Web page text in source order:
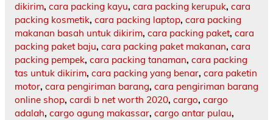
dikirim, cara packing kayu, cara packing kerupuk, cara
packing kosmetik, cara packing laptop, cara packing
makanan basah untuk dikirim, cara packing paket, cara
packing paket baju, cara packing paket makanan, cara
packing pempek, cara packing tanaman, cara packing
tas untuk dikirim, cara packing yang benar, cara paketin
motor, cara pengiriman barang, cara pengiriman barang
online shop, cardi b net worth 2020, cargo, cargo
adalah, cargo agung makassar, cargo antar pulau,